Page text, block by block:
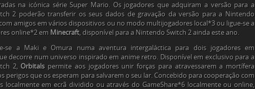
na icónica série Super Mario. Os jogadores que adquiram a versão para a
2 poderão transferir os seus dados de gravação da versão para a Nintendo
com amigos em vários dispositivos ou no modo multijogadores local*3 ou ligue-se a
online*2 em Minecraft, disponível para a Nintendo Switch 2 ainda este ano.
se a Maki e Omura numa aventura intergaláctica para dois jogadores em
decorre num universo inspirado em anime retro. Disponível em exclusivo para a
2, Orbitalspermite aos jogadores unir forças para atravessarem a mortífera
perigos que os esperam para salvarem o seu lar. Concebido para cooperação com
localmente em ecrã dividido ou através do GameShare*6 localmente ou online,